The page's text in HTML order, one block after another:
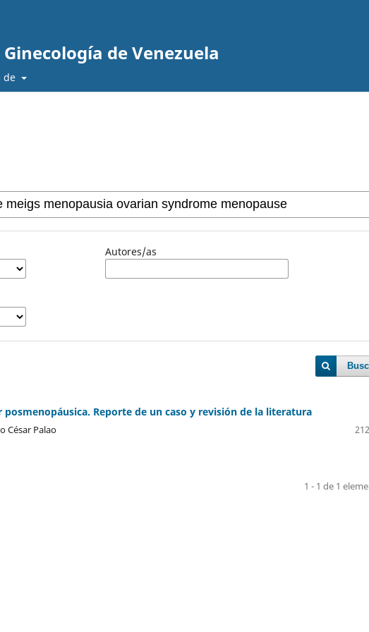
de Venezuela
de
Autores/as
Reporte de un caso y revisión de la literatura
César Palao
1 - 1 de 1